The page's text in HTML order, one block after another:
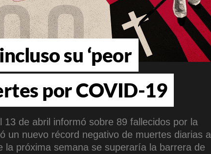
su ‘peor
por COVID-19
de abril informó sobre 89 fallecidos por la
un nuevo récord negativo de muertes diarias a
la próxima semana se superaría la barrera de